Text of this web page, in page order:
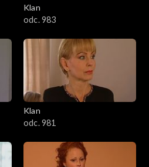
Klan
odc. 983
Klan
odc. 981